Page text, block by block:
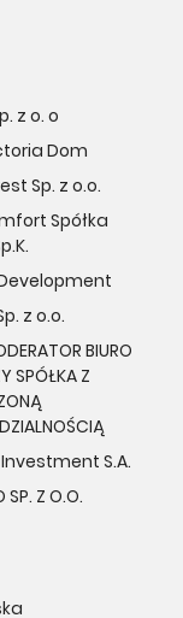
z o. o
Dom
Sp. z o.o.
Spółka
z o.o.
BIURO
SPÓŁKA Z
S.A.
SP. Z O.O.